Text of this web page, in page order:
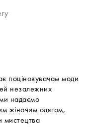
поціновувачам моди
незалежних
надаємо
жіночим одягом,
мистецтва